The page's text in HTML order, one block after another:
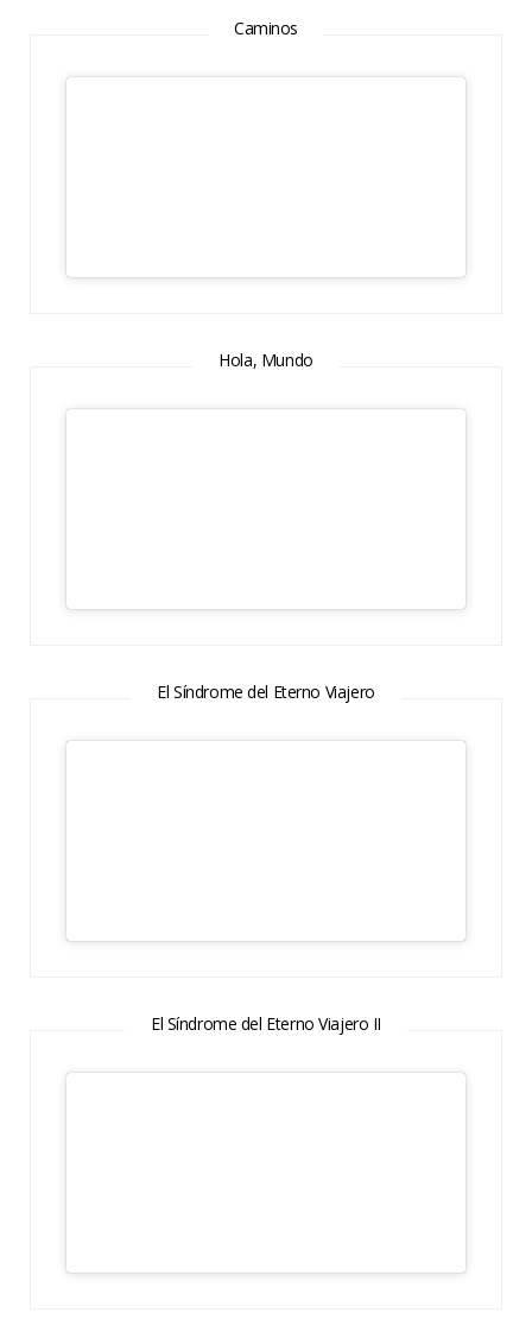
Caminos
Hola, Mundo
El Síndrome del Eterno Viajero
El Síndrome del Eterno Viajero II